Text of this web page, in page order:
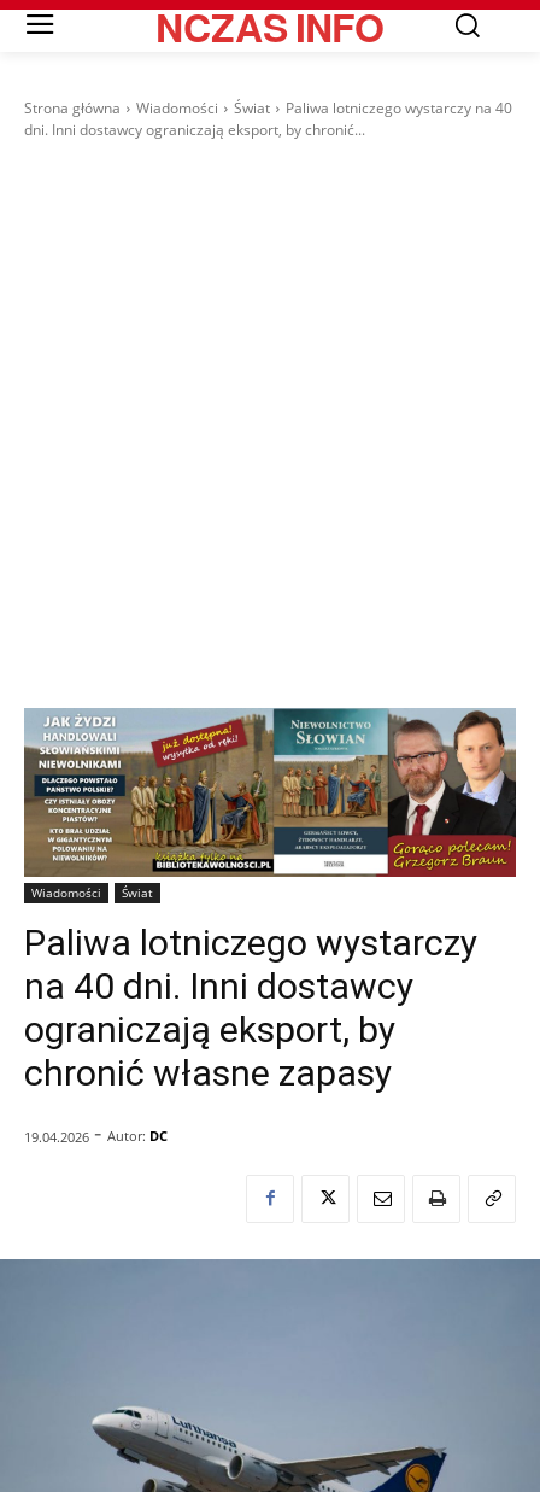
NCZASINFO
Strona główna Wiadomości Świat
Paliwa lotniczego wystarczy na 40
dni. Inni dostawcy ograniczają eksport, by chronić...
Wiadomości Świat
Paliwa lotniczego wystarczy
na 40 dni. Inni dostawcy
ograniczają eksport, by
chronić własne zapasy
19.04.2026 - Autor: DC